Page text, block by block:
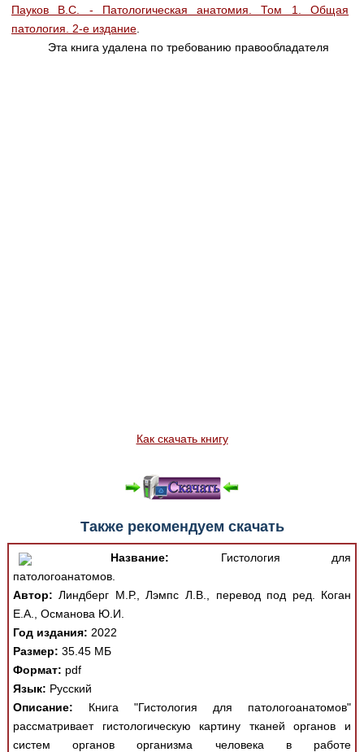
Пауков В.С. - Патологическая анатомия. Том 1. Общая
патология. 2-е издание.
Эта книга удалена по требованию правообладателя
Как скачать книгу
Также рекомендуем скачать
Название: Гистология для
патологоанатомов.
Автор: Линдберг М.Р., Лэмпс Л.В., перевод под ред. Коган
Е.А., Османова Ю.И.
Год издания: 2022
Размер: 35.45 МБ
Формат: pdf
Язык: Русский
Описание: Книга "Гистология для патологоанатомов"
рассматривает гистологическую картину тканей органов и
систем органов организма человека в работе